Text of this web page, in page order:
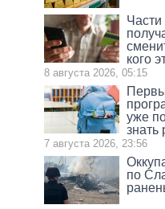
кого
8 августа 2026, 05:15
уже
знать
7 августа 2026, 23:56
по